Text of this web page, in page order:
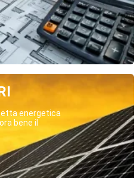
energetica
bene il